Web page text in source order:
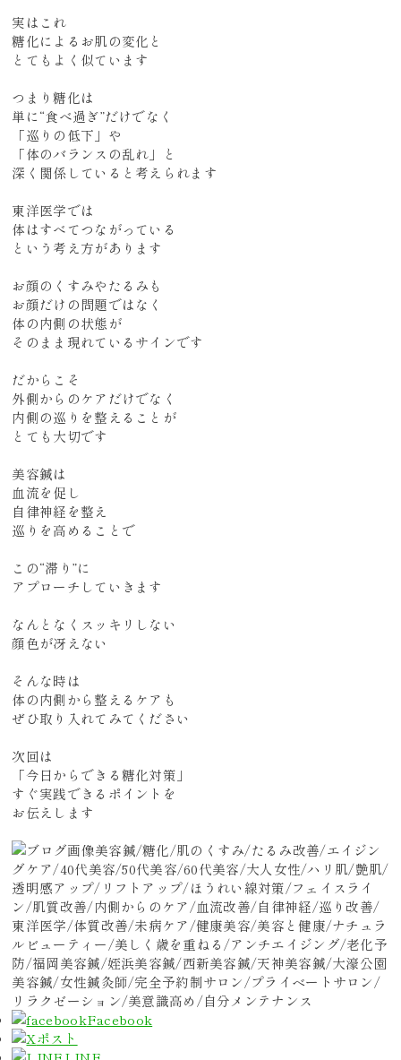
実はこれ
糖化によるお肌の変化と
とてもよく似ています
つまり糖化は
単に“食べ過ぎ”だけでなく
「巡りの低下」や
「体のバランスの乱れ」と
深く関係していると考えられます
東洋医学では
体はすべてつながっている
という考え方があります
お顔のくすみやたるみも
お顔だけの問題ではなく
体の内側の状態が
そのまま現れているサインです
だからこそ
外側からのケアだけでなく
内側の巡りを整えることが
とても大切です
美容鍼は
血流を促し
自律神経を整え
巡りを高めることで
この“滞り”に
アプローチしていきます
なんとなくスッキリしない
顔色が冴えない
そんな時は
体の内側から整えるケアも
ぜひ取り入れてみてください
次回は
「今日からできる糖化対策」
すぐ実践できるポイントを
お伝えします
美容鍼/糖化/肌のくすみ/たるみ改善/エイジン
グケア/40代美容/50代美容/60代美容/大人女性/ハリ肌/艶肌/
透明感アップ/リフトアップ/ほうれい線対策/フェイスライ
ン/肌質改善/内側からのケア/血流改善/自律神経/巡り改善/
東洋医学/体質改善/未病ケア/健康美容/美容と健康/ナチュラ
ルビューティー/美しく歳を重ねる/アンチエイジング/老化予
防/福岡美容鍼/姪浜美容鍼/西新美容鍼/天神美容鍼/大濠公園
美容鍼/女性鍼灸師/完全予約制サロン/プライベートサロン/
リラクゼーション/美意識高め/自分メンテナンス
Facebook
ポスト